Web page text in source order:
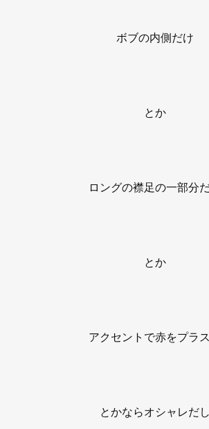
ボブの内側だけ
とか
ロングの襟足の一部分
とか
アクセントで赤をプラス
とかならオシャレだし